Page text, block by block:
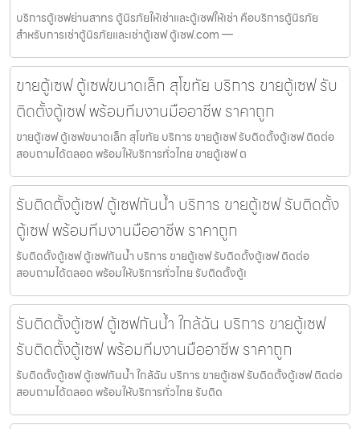
บริการตู้เซฟย่านสาทร ตู้นิรภัยให้เช่าและตู้เซฟให้เช่า คือบริการตู้นิรภัย
สำหรับการเช่าตู้นิรภัยและเช่าตู้เซฟ ตู้เซฟ.com —
ขายตู้เซฟ ตู้เซฟขนาดเล็ก สุโขทัย บริการ ขายตู้เซฟ รับ
ติดตั้งตู้เซฟ พร้อมทีมงานมืออาชีพ ราคาถูก
ขายตู้เซฟ ตู้เซฟขนาดเล็ก สุโขทัย บริการ ขายตู้เซฟ รับติดตั้งตู้เซฟ ติดต่อ
สอบถามได้ตลอด พร้อมให้บริการทั่วไทย ขายตู้เซฟ ต
รับติดตั้งตู้เซฟ ตู้เซฟกันน้ำ บริการ ขายตู้เซฟ รับติดตั้ง
ตู้เซฟ พร้อมทีมงานมืออาชีพ ราคาถูก
รับติดตั้งตู้เซฟ ตู้เซฟกันน้ำ บริการ ขายตู้เซฟ รับติดตั้งตู้เซฟ ติดต่อ
สอบถามได้ตลอด พร้อมให้บริการทั่วไทย รับติดตั้งตู้เ
รับติดตั้งตู้เซฟ ตู้เซฟกันน้ำ ใกล้ฉัน บริการ ขายตู้เซฟ
รับติดตั้งตู้เซฟ พร้อมทีมงานมืออาชีพ ราคาถูก
รับติดตั้งตู้เซฟ ตู้เซฟกันน้ำ ใกล้ฉัน บริการ ขายตู้เซฟ รับติดตั้งตู้เซฟ ติดต่อ
สอบถามได้ตลอด พร้อมให้บริการทั่วไทย รับติด